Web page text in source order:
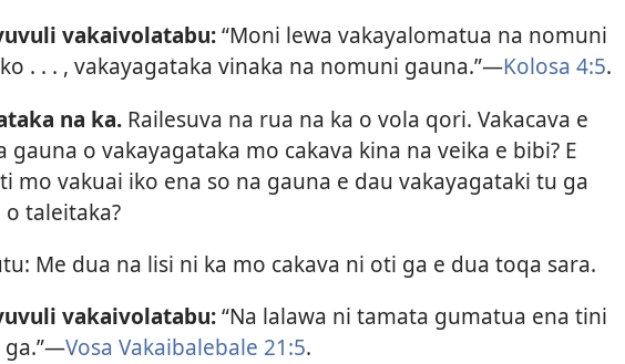
vakaivolatabu:“Moni lewa vakayalomatua na nomuni
. . . , vakayagataka vinaka na nomuni gauna.”​—Kolosa 4:5.
na ka.Railesuva na rua na ka o vola qori. Vakacava e
gauna o vakayagataka mo cakava kina na veika e bibi? E
mo vakuai iko ena so na gauna e dau vakayagataki tu ga
o taleitaka?
Me dua na lisi ni ka mo cakava ni oti ga e dua toqa sara.
vakaivolatabu:“Na lalawa ni tamata gumatua ena tini
ga.”​—Vosa Vakaibalebale 21:5.